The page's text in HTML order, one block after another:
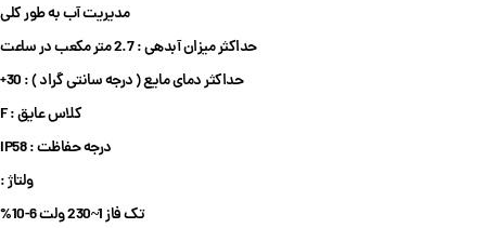
مدیریت آب به طور کلی
حداکثر میزان آبدهی : 2.7 متر مکعب در ساعت
حداکثر دمای مایع ( درجه سانتی گراد ) : 30+
کلاس عایق : F
درجه حفاظت : IP58
ولتاژ :
تک فاز 1~230 ولت 6-10%